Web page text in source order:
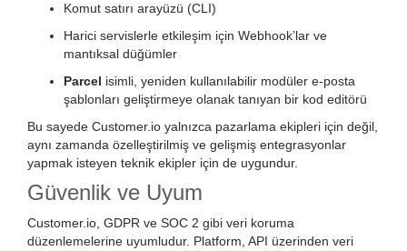
Komut satırı arayüzü (CLI)
Harici servislerle etkileşim için Webhook’lar ve
mantıksal düğümler
Parcel isimli, yeniden kullanılabilir modüler e-posta
şablonları geliştirmeye olanak tanıyan bir kod editörü
Bu sayede Customer.io yalnızca pazarlama ekipleri için değil,
aynı zamanda özelleştirilmiş ve gelişmiş entegrasyonlar
yapmak isteyen teknik ekipler için de uygundur.
Güvenlik ve Uyum
Customer.io, GDPR ve SOC 2 gibi veri koruma
düzenlemelerine uyumludur. Platform, API üzerinden veri